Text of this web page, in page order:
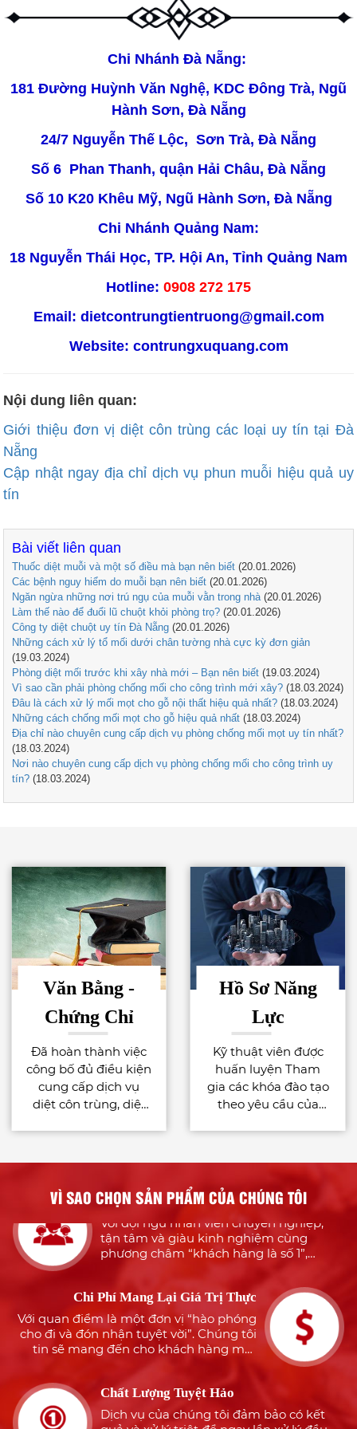
Chi Nhánh Đà Nẵng:
181 Đường Huỳnh Văn Nghệ, KDC Đông Trà, Ngũ
Hành Sơn, Đà Nẵng
24/7 Nguyễn Thế Lộc, Sơn Trà, Đà Nẵng
Số 6 Phan Thanh, quận Hải Châu, Đà Nẵng
Số 10 K20 Khêu Mỹ, Ngũ Hành Sơn, Đà Nẵng
Chi Nhánh Quảng Nam:
18 Nguyễn Thái Học, TP. Hội An, Tỉnh Quảng Nam
Hotline: 0908 272 175
Email: dietcontrungtientruong@gmail.com
Website: contrungxuquang.com
Nội dung liên quan:
Giới thiệu đơn vị diệt côn trùng các loại uy tín tại Đà
Nẵng
Cập nhật ngay địa chỉ dịch vụ phun muỗi hiệu quả uy
tín
Bài viết liên quan
Thuốc diệt muỗi và một số điều mà bạn nên biết (20.01.2026)
Các bệnh nguy hiểm do muỗi bạn nên biết (20.01.2026)
Ngăn ngừa những nơi trú ngụ của muỗi vằn trong nhà(20.01.2026)
Làm thế nào để đuổi lũ chuột khỏi phòng trọ? (20.01.2026)
Công ty diệt chuột uy tín Đà Nẵng (20.01.2026)
Những cách xử lý tổ mối dưới chân tường nhà cực kỳ đơn giản
(19.03.2024)
Phòng diệt mối trước khi xây nhà mới – Bạn nên biết (19.03.2024)
Vì sao cần phải phòng chống mối cho công trình mới xây? (18.03.2024)
Đâu là cách xử lý mối mọt cho gỗ nội thất hiệu quả nhất? (18.03.2024)
Những cách chống mối mọt cho gỗ hiệu quả nhất (18.03.2024)
Địa chỉ nào chuyên cung cấp dịch vụ phòng chống mối mọt uy tín nhất?
(18.03.2024)
Nơi nào chuyên cung cấp dịch vụ phòng chống mối cho công trình uy
tín? (18.03.2024)
Văn Bằng -
Chứng Chỉ
Đã hoàn thành việc
công bố đủ điều kiện
cung cấp dịch vụ
diệt côn trùng, diệt
Hồ Sơ Năng
Lực
Kỹ thuật viên được
huấn luyện Tham
gia các khóa đào tạo
theo yêu cầu của
Pest Management
for the Food Industry
– AIB International. -
Authorised Installer
Certificate for Xterm
(Termite bait system)
– Sumitomo
Chemical Nhận thức
được nguồn nhân
lực là tài sản quý giá
của công ty, vì thế
Cty TNHH Môi
Trường Xanh Tiến
Trương đã cố gắng
tạo điều kiện cho đội
VÌ SAO CHỌN SẢN PHẨM CỦA CHÚNG TÔI
Nhiều Năm Kinh Nghiệm
Với đội ngũ nhiều năm kinh nghiệm
trong dịch vụ diệt côn trùng, khử khuẩn
Tận Tâm Với Khách Hàng
Với đội ngũ nhân viên chuyên nghiệp,
tận tâm và giàu kinh nghiệm cùng
phương châm “khách hàng là số 1”,
chúng tôi sẽ mang đến cho khách hàng
sự an tâm, hài lòng
Chi Phí Mang Lại Giá Trị Thực
cho đi và đón nhận tuyệt vời”. Chúng tôi
tin sẽ mang đến cho khách hàng một
dịch vụ tuyệt hảo nhưng đảm bảo tiết
kiệm tối đa
Chất Lượng Tuyệt Hảo
Dịch vụ của chúng tôi đảm bảo có kết
quả và xử lý triệt để ngay lần xử lý đầu
tiên. Cam kết côn trùng không phát sinh
lại lần nữa